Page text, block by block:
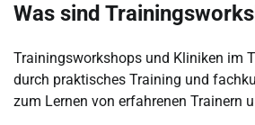
Was sind
Trainingsworkshops und Kliniken im
durch praktisches Training und
zum Lernen von erfahrenen Trainern